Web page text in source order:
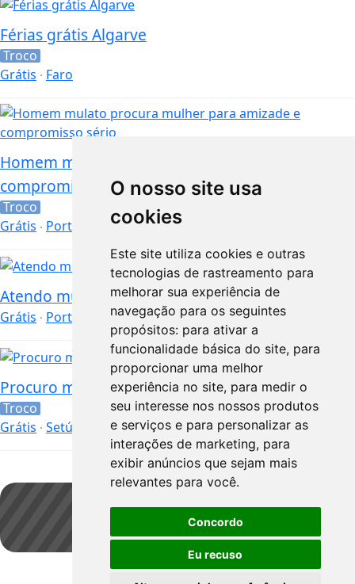
O nosso site usa
cookies
Este site utiliza cookies e outras
tecnologias de rastreamento para
melhorar sua experiência de
navegação para os seguintes
propósitos: para ativar a
funcionalidade básica do site, para
proporcionar uma melhor
experiência no site, para medir o
seu interesse nos nossos produtos
e serviços e para personalizar as
interações de marketing, para
exibir anúncios que sejam mais
relevantes para você.
Concordo
Eu recuso
Férias grátis Algarve
Troco
Grátis
Faro
Homem mulato procura mulher para amizade e
compromisso sério
Troco
Grátis
Porto
Atendo mulheres
Grátis Porto
Procuro mulher para convivio
Troco
Grátis Setúbal
Guardar pesquisa